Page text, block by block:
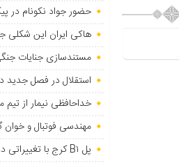
حضور جواد نکونام در
هاکی ایران این شکلی
مستندسازی جنایات
استقلال در فصل جدید
خداحافظی نیمار از تیم
مهندسی فوتبال و خوان
پل B۱ کرج با تغییراتی در سازه، ترمیم می‌شود